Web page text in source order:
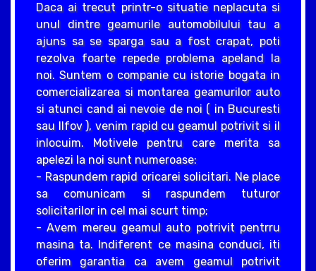
Daca ai trecut printr-o situatie neplacuta si
unul dintre geamurile automobilului tau a
ajuns sa se sparga sau a fost crapat, poti
rezolva foarte repede problema apeland la
noi. Suntem o companie cu istorie bogata in
comercializarea si montarea geamurilor auto
si atunci cand ai nevoie de noi ( in Bucuresti
sau Ilfov ), venim rapid cu geamul potrivit si il
inlocuim. Motivele pentru care merita sa
apelezi la noi sunt numeroase:
- Raspundem rapid oricarei solicitari. Ne place
sa comunicam si raspundem tuturor
solicitarilor in cel mai scurt timp;
- Avem mereu geamul auto potrivit pentrru
masina ta. Indiferent ce masina conduci, iti
oferim garantia ca avem geamul potrivit